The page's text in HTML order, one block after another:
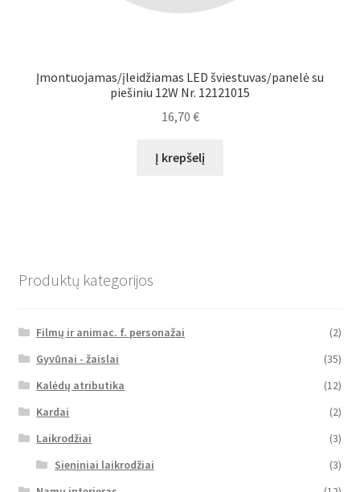
Įmontuojamas/įleidžiamas LED šviestuvas/panelė su
piešiniu 12W Nr. 12121015
16,70 €
Į krepšelį
Produktų kategorijos
Filmų ir animac. f. personažai
(2)
Gyvūnai - žaislai
(35)
Kalėdų atributika
(12)
Kardai
(2)
Laikrodžiai
(3)
Sieniniai laikrodžiai
(3)